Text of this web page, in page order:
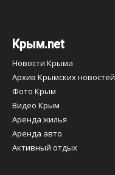
Крым.net
Новости Крыма
Архив Крымских новостей
Фото Крым
Видео Крым
Аренда жилья
Аренда авто
Активный отдых